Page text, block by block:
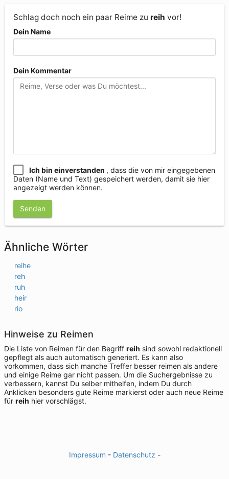
Schlag doch noch ein paar Reime zu reih vor!
Dein Name
Dein Kommentar
Ich bin einverstanden , dass die von mir eingegebenen
Daten (Name und Text) gespeichert werden, damit sie hier
angezeigt werden können.
Senden
Ähnliche Wörter
reihe
reh
ruh
heir
rio
Hinweise zu Reimen
Die Liste von Reimen für den Begriff reih sind sowohl redaktionell
gepflegt als auch automatisch generiert. Es kann also
vorkommen, dass sich manche Treffer besser reimen als andere
und einige Reime gar nicht passen. Um die Suchergebnisse zu
verbessern, kannst Du selber mithelfen, indem Du durch
Anklicken besonders gute Reime markierst oder auch neue Reime
für reih hier vorschlägst.
Impressum - Datenschutz -